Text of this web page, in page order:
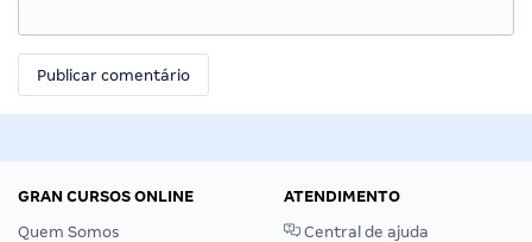
GRAN CURSOS ONLINE
Quem Somos
ATENDIMENTO
Central de ajuda